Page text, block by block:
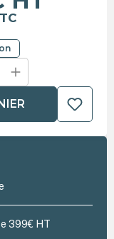
399€ HT